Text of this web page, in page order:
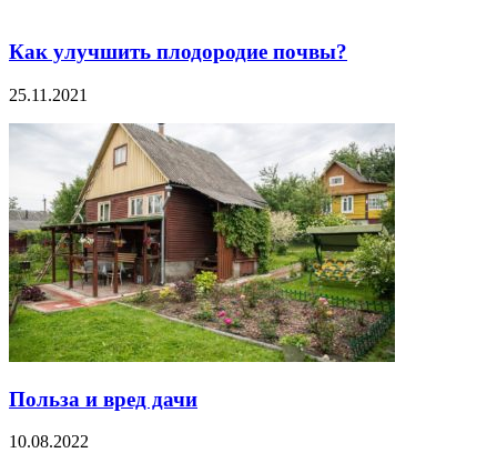
Как улучшить плодородие почвы?
25.11.2021
Польза и вред дачи
10.08.2022